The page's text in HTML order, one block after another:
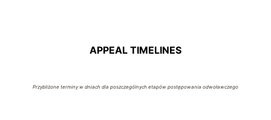
APPEAL TIMELINES
Przybliżone terminy w dniach dla poszczególnych etapów postępowania odwoławczego